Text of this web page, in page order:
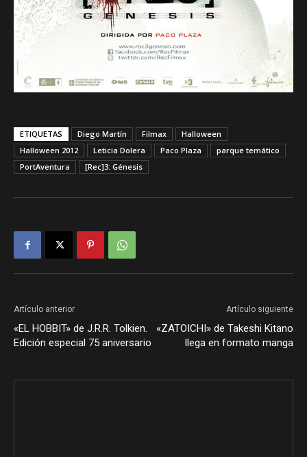
ETIQUETAS Diego Martín Filmax
Halloween
Halloween 2012
Leticia Dolera Paco Plaza
parque temático
PortAventura
[Rec]3: Génesis
Artículo anterior
«EL HOBBIT» de J.R.R. Tolkien.
Edición especial 75 aniversario
Artículo siguiente
«ZATOICHI» de Takeshi Kitano
llega en formato manga